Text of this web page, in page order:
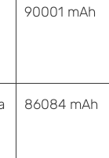
90001 mAh
86084 mAh